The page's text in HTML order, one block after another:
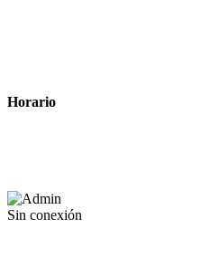
Horario
Sin conexión